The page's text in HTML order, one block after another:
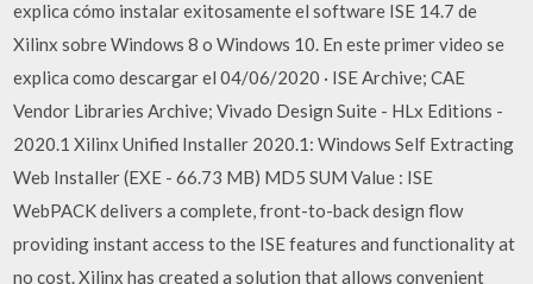
explica cómo instalar exitosamente el software ISE 14.7 de
Xilinx sobre Windows 8 o Windows 10. En este primer video se
explica como descargar el 04/06/2020 · ISE Archive; CAE
Vendor Libraries Archive; Vivado Design Suite - HLx Editions -
2020.1 Xilinx Unified Installer 2020.1: Windows Self Extracting
Web Installer (EXE - 66.73 MB) MD5 SUM Value : ISE
WebPACK delivers a complete, front-to-back design flow
providing instant access to the ISE features and functionality at
no cost. Xilinx has created a solution that allows convenient